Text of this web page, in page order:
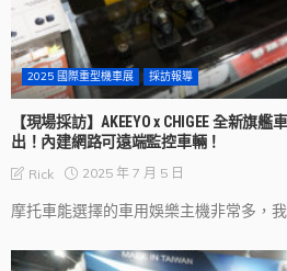
2025 國際重型機車展 採訪報導
【現場採訪】AKEEYO x CHIGEE 全新旗艦
出！內建網路可遠端監控車輛！
Rick 2025 年 7 月 5 日
摩托車能選擇的車用娛樂主機非常多，